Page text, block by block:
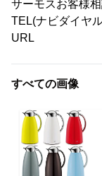
サーモスお客様
TEL(ナビダイヤ
URL
すべての画像